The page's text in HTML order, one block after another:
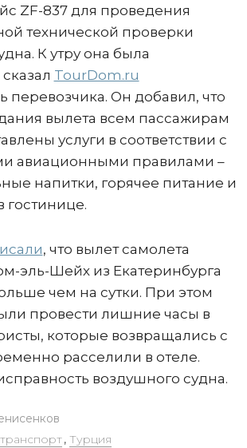
ZF-837 для проведения
технической проверки
К утру она была
TourDom.ru
перевозчика. Он добавил, что
вылета всем пассажирам
услуги в соответствии с
авиационными правилами –
напитки, горячее питание и
, что вылет самолета
эль-Шейх из Екатеринбурга
чем на сутки. При этом
провести лишние часы в
которые возвращались с
расселили в отеле.
воздушного судна.
, Турция